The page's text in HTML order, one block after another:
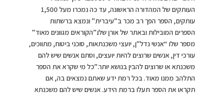
העותקים של המהדורה הראשונה, עד כה נמכרו מעל 1,500
עותקים, הספר הפך רב מכר ב”עיברית” ונמצא ברשתות
הספרים המובילות ובאתר של אורן שלו.”הקוראים מגוונים מאוד”
מספר שלו “אנשי נדל”ן, יועצי משכנתאות, סוכני ביטוח, מתווכים,
עורכי דין, אנשים שרוצים להיות יועצים, וסתם אנשים שיש להם
משכנתא או שרוצים להבין בנושא יותר.”כל מי שקרא את הספר
התלהב ממנו מאוד. בכל רמת ידע שאתם נמצאים בה, אם
תקראו את הספר תעלו ברמת הידע. אנשים שיש להם משכנתא